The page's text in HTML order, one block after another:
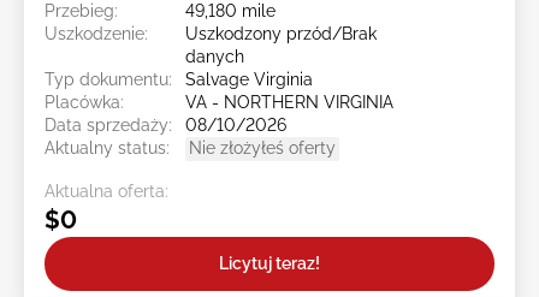
Przebieg:
49,180 mile
Uszkodzenie:
Uszkodzony przód/Brak
danych
Typ dokumentu:
Salvage Virginia
Placówka:
VA - NORTHERN VIRGINIA
Data sprzedaży:
08/10/2026
Aktualny status:
Nie złożyłeś oferty
Aktualna oferta:
$0
Licytuj teraz!